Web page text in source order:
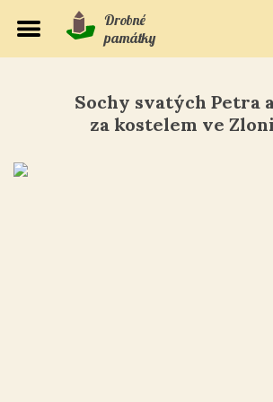
Drobné
památky
Sochy svatých Petra
za kostelem ve